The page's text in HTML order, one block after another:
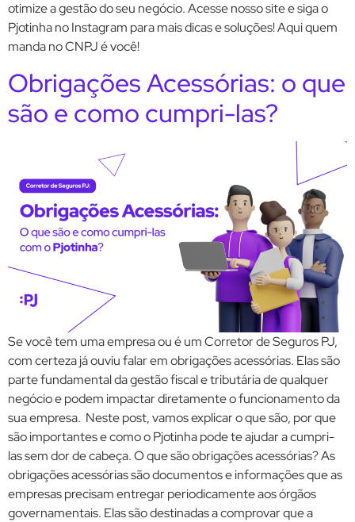
otimize a gestão do seu negócio. Acesse nosso site e siga o
Pjotinha no Instagram para mais dicas e soluções! Aqui quem
manda no CNPJ é você!
Obrigações Acessórias: o que
são e como cumpri-las?
Se você tem uma empresa ou é um Corretor de Seguros PJ,
com certeza já ouviu falar em obrigações acessórias. Elas são
parte fundamental da gestão fiscal e tributária de qualquer
negócio e podem impactar diretamente o funcionamento da
sua empresa. Neste post, vamos explicar o que são, por que
são importantes e como o Pjotinha pode te ajudar a cumpri-
las sem dor de cabeça. O que são obrigações acessórias? As
obrigações acessórias são documentos e informações que as
empresas precisam entregar periodicamente aos órgãos
governamentais. Elas são destinadas a comprovar que a